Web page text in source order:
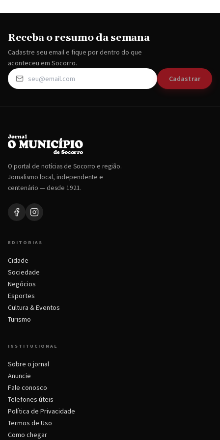
Receba o resumo da semana
Cadastre seu email e fique por dentro do que
aconteceu em Socorro.
Cadastrar
O portal de notícias de Socorro e região.
Jornalismo local, independente e
centenário — desde 1921.
EDITORIAS
Cidade
Sociedade
Negócios
Esportes
Cultura & Eventos
Turismo
INSTITUCIONAL
Sobre o jornal
Anuncie
Fale conosco
Telefones úteis
Política de Privacidade
Termos de Uso
Como chegar